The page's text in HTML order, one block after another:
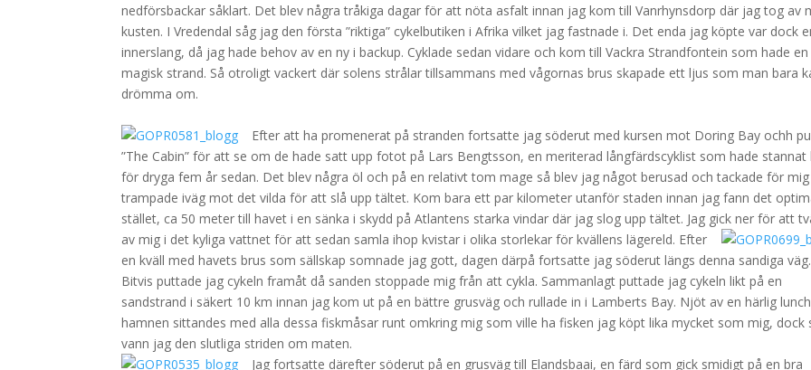
nedförsbackar såklart. Det blev några tråkiga dagar för att nöta asfalt innan jag kom till Vanrhynsdorp där jag tog av
kusten. I Vredendal såg jag den första ”riktiga” cykelbutiken i Afrika vilket jag fastnade i. Det enda jag köpte var dock
innerslang, då jag hade behov av en ny i backup. Cyklade sedan vidare och kom till Vackra Strandfontein som hade en
magisk strand. Så otroligt vackert där solens strålar tillsammans med vågornas brus skapade ett ljus som man bara
drömma om.
Efter att ha promenerat på stranden fortsatte jag söderut med kursen mot Doring Bay ochh
”The Cabin” för att se om de hade satt upp fotot på Lars Bengtsson, en meriterad långfärdscyklist som hade stannat
för dryga fem år sedan. Det blev några öl och på en relativt tom mage så blev jag något berusad och tackade för
trampade iväg mot det vilda för att slå upp tältet. Kom bara ett par kilometer utanför staden innan jag fann det
stället, ca 50 meter till havet i en sänka i skydd på Atlantens starka vindar där jag slog upp tältet. Jag gick ner för att
av mig i det kyliga vattnet för att sedan samla ihop kvistar i olika storlekar för kvällens lägereld. Efter
en kväll med havets brus som sällskap somnade jag gott, dagen därpå fortsatte jag söderut längs denna sandiga väg.
Bitvis puttade jag cykeln framåt då sanden stoppade mig från att cykla. Sammanlagt puttade jag cykeln likt på en
sandstrand i säkert 10 km innan jag kom ut på en bättre grusväg och rullade in i Lamberts Bay. Njöt av en härlig
hamnen sittandes med alla dessa fiskmåsar runt omkring mig som ville ha fisken jag köpt lika mycket som mig, dock
vann jag den slutliga striden om maten.
Jag fortsatte därefter söderut på en grusväg till Elandsbaai, en färd som gick smidigt på en bra